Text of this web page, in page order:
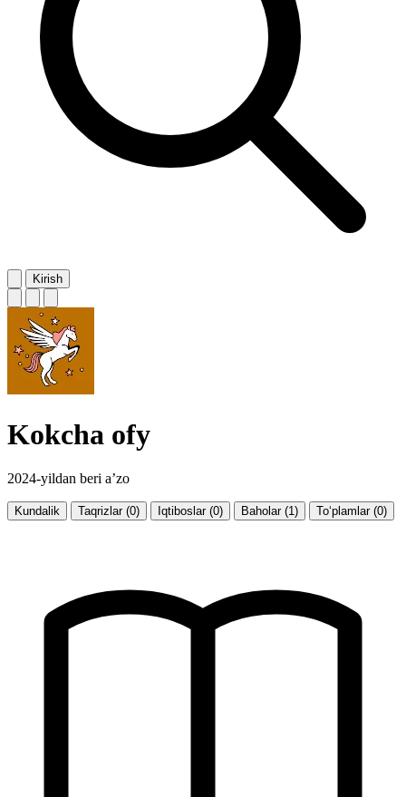
Kirish
Kokcha ofy
2024-yildan beri a’zo
Kundalik Taqrizlar (0) Iqtiboslar (0) Baholar (1) To‘plamlar (0)